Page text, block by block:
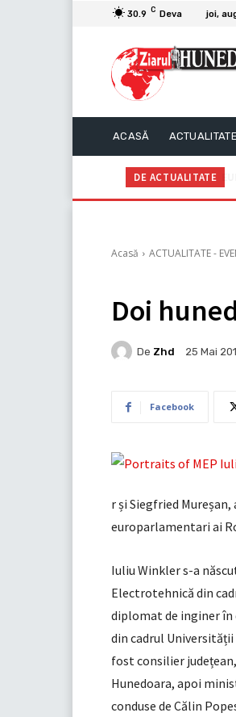
30.9 C Deva joi,
ACASĂ ACTUALITATE
DE ACTUALITATE
Acasă ACTUALITATE -
Doi
De Zhd 25 Mai
Facebook
r și Siegfried
europarlamentari ai
Iuliu Winkler s-a
Electrotehnică din
diplomat de inginer în
din cadrul
fost consilier
Hunedoara, apoi
conduse de Călin